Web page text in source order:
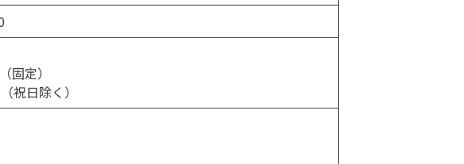
固定）
祝日除く）